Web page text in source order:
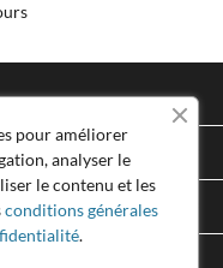

pour améliorer
analyser le
le contenu et les
conditions générales
.